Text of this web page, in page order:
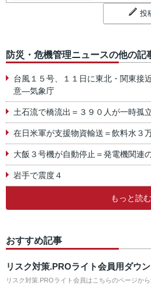
投
防災・危機管理ニュースの他の記
台風１５号、１１日に東北・関東接
意―気象庁
土石流で橋流出＝３９０人が一時孤
在日米軍が支援物資輸送＝飲料水３
大飯３号機が自動停止＝発電機関連
岩手で震度４
もっと読む
おすすめ記事
リスク対策.PROライト会員用ダウ
リスク対策.PROライト会員はこちらのページか